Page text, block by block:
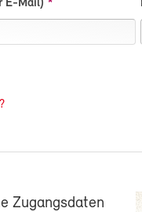
E-Mail)
Zugangsdaten